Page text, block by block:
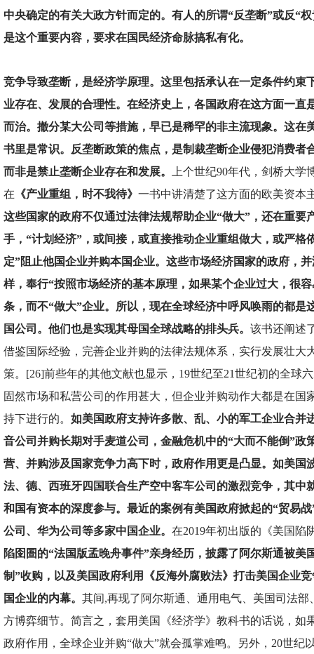
中央确定的有关大政方针而定的。有人的所谓“反垄断”或反“
是这个重要内容，要求在国民经济命脉搞私有化。
竞争导致垄断，是经济学原理。这里包括承认在一定条件约束
业存在、发展的合理性。在经济史上，各国政府在这方面一直
而治。撤分某大公司等措施，早已是稀罕的非主流现象。这在
书里是常识。反垄断政策的焦点，是制裁垄断企业侵犯消费者
而非是禁止垄断企业存在和发展。
上个世纪90年代，剑桥大学
在 《产业重组，时不我待》 一书中讲清楚了这方面的欧美资本
这些国家的政府不仅通过法律法规帮助企业“做大”，还在重要
手，“计划经济”，或间接，或直接推动企业重组做大，或严格
定”阻止他国企业并购本国企业。这些市场经济国家的政府，
样，奉行“按照市场经济的基本原理，如果某个企业过大，很
条，而不“做大”企业。所以，现在全球经济中呼风唤雨的都是
国公司。他们也是实现其母国全球战略的排头兵。 该书还阐述
借鉴国际经验，完善企业并购的法律法规体系，实行发展壮大
策。[26]前些年的其他文献也显示，19世纪至21世纪初的全球
固然市场和私营公司的作用甚大，但企业并购动作大都是在国
持下进行的。 如美国政府支持许多散、乱、小的军工企业合并
音公司并购长期对手麦道公司，金融危机中的“大而不能倒”政
营、并购涉及国家竞争力高下时，政府作用更是凸显。如美国
法、德、西班牙四国联合生产空中客车公司的激烈竞争，其中
和国有资本的深度参与。最近的案例有美国政府掀起的“贸易
公司、华为公司等多家中国企业。 在2019年初出版的《美国陷
陷囹圄的“法国版孟晚舟事件”亲身经历，披露了阿尔斯通被美
制”收购，以及美国政府利用《反海外腐败法》打击美国企业
国企业的内幕。 其间,再现了阿尔斯通、通用电气、美国司法部
方博弈细节。简言之，套用美国《经济学》教科书的话说，如
政府作用，全球企业并购“做大”就会孤掌难鸣。另外，20世纪